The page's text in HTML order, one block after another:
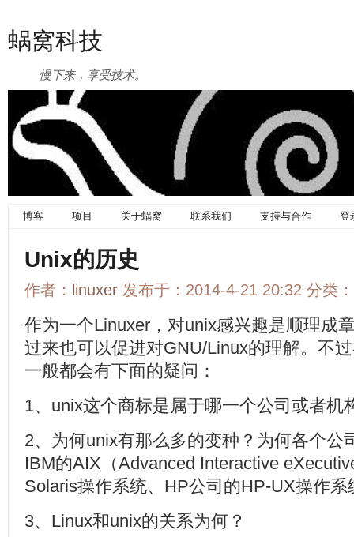
蜗窝科技
慢下来，享受技术。
博客 项目 关于蜗窝 联系我们 支持与合作 登
Unix的历史
作者： linuxer 发布于：2014-4-21 20:32 分类：
作为一个Linuxer，对unix感兴趣是顺理成
过来也可以促进对GNU/Linux的理解。不
一般都会有下面的疑问：
1、unix这个商标是属于哪一个公司或者机
2、为何unix有那么多的变种？为何各个公
IBM的AIX（Advanced Interactive
Solaris操作系统、HP公司的HP-UX操作系
3、Linux和unix的关系为何？